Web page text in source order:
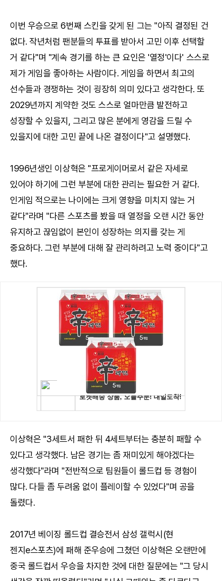
이번 우승으로 6번째 스킨을 갖게 된 그는 "아직 결정된 건
없다. 작년처럼 팬분들의 투표를 받아서 고민 이후 선택할
거 같다"며 "계속 경기를 하는 큰 요인은 '열정'이다' 스스로
제가 게임을 좋아하는 사람이다. 게임을 하면서 최고의
선수들과 경쟁하는 것이 굉장히 의미 있다고 생각한다. 또
2029년까지 계약한 것도 스스로 얼마만큼 발전하고
성장할 수 있을지, 그리고 많은 분에게 영감을 드릴 수
있을지에 대한 고민 끝에 나온 결정이다"고 설명했다.
1996년생인 이상혁은 "프로게이머로서 같은 자세로
있어야 하기에 그런 부분에 대한 관리는 필요한 거 같다.
인게임 적으로는 나이에는 크게 영향을 미치지 않는 거
같다"라며 "다른 스포츠를 봤을 때 열정을 오랜 시간 동안
유지하고 끊임없이 본인이 성장하는 의지를 갖는 게
중요하다. 그런 부분에 대해 잘 관리하려고 노력 중이다"고
했다.
이상혁은 "3세트서 패한 뒤 4세트부터는 충분히 패할 수
있다고 생각했다. 남은 경기는 좀 재미있게 해야겠다는
생각했다"라며 "전반적으로 팀원들이 롤드컵 등 경험이
많다. 다들 좀 두려움 없이 플레이할 수 있었다"며 공을
돌렸다.
2017년 베이징 롤드컵 결승전서 삼성 갤럭시(현
젠지e스포츠)에 패해 준우승에 그쳤던 이상혁은 오랜만에
중국 롤드컵서 우승을 차지한 것에 대한 질문에는 "그 당시